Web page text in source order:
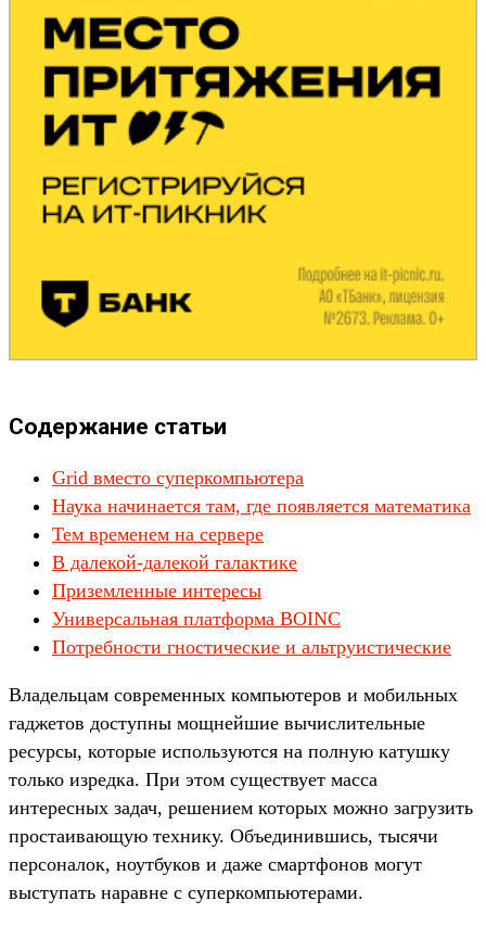
Содержание статьи
Grid вместо суперкомпьютера
Наука начинается там, где появляется математика
Тем временем на сервере
В далекой-далекой галактике
Приземленные интересы
Универсальная платформа BOINC
Потребности гностические и альтруистические
Владельцам современных компьютеров и мобильных
гаджетов доступны мощнейшие вычислительные
ресурсы, которые используются на полную катушку
только изредка. При этом существует масса
интересных задач, решением которых можно загрузить
простаивающую технику. Объединившись, тысячи
персоналок, ноутбуков и даже смартфонов могут
выступать наравне с суперкомпьютерами.